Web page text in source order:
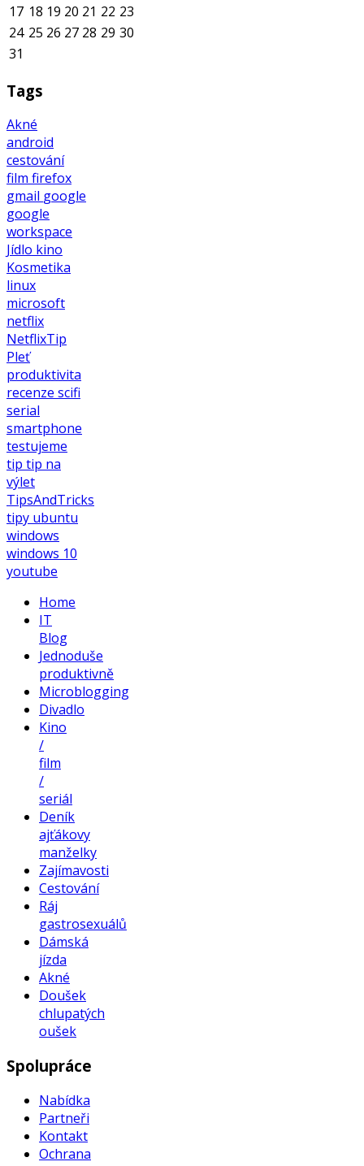
17 18 19 20 21 22 23
24 25 26 27 28 29 30
31
Tags
Akné
android
cestování
film firefox
gmail google
google
workspace
Jídlo kino
Kosmetika
linux
microsoft
netflix
NetflixTip
Pleť
produktivita
recenze scifi
serial
smartphone
testujeme
tip tip na
výlet
TipsAndTricks
tipy ubuntu
windows
windows 10
youtube
Home
IT
Blog
Jednoduše
produktivně
Microblogging
Divadlo
Kino
/
film
/
seriál
Deník
ajťákovy
manželky
Zajímavosti
Cestování
Ráj
gastrosexuálů
Dámská
jízda
Akné
Doušek
chlupatých
oušek
Spolupráce
Nabídka
Partneři
Kontakt
Ochrana